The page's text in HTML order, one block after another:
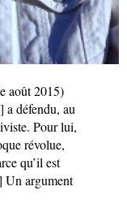
août 2015)
a défendu, au
Pour lui,
révolue,
qu’il est
Un argument